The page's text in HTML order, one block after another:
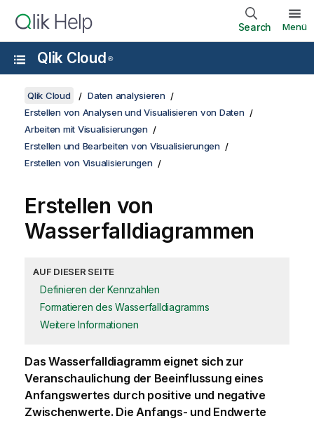
Search Menü
Qlik Cloud ®
Qlik Cloud
Daten analysieren
Erstellen von Analysen und Visualisieren von Daten
Arbeiten mit Visualisierungen
Erstellen und Bearbeiten von Visualisierungen
Erstellen von Visualisierungen
Erstellen von
Wasserfalldiagrammen
AUF DIESER SEITE
Definieren der Kennzahlen
Formatieren des Wasserfalldiagramms
Weitere Informationen
Das Wasserfalldiagrammeignet sich zur
Veranschaulichung der Beeinflussung eines
Anfangswertes durch positive und negative
Zwischenwerte. Die Anfangs- und Endwerte